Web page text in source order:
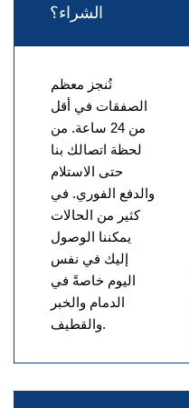
الشراء؟
تُنجز معظم
الصفقات في أقل
من 24 ساعة. من
لحظة اتصالك بنا
حتى الاستلام
والدفع الفوري. في
كثير من الحالات
يمكننا الوصول
إليك في نفس
اليوم خاصةً في
الدمام والخبر
والقطيف.